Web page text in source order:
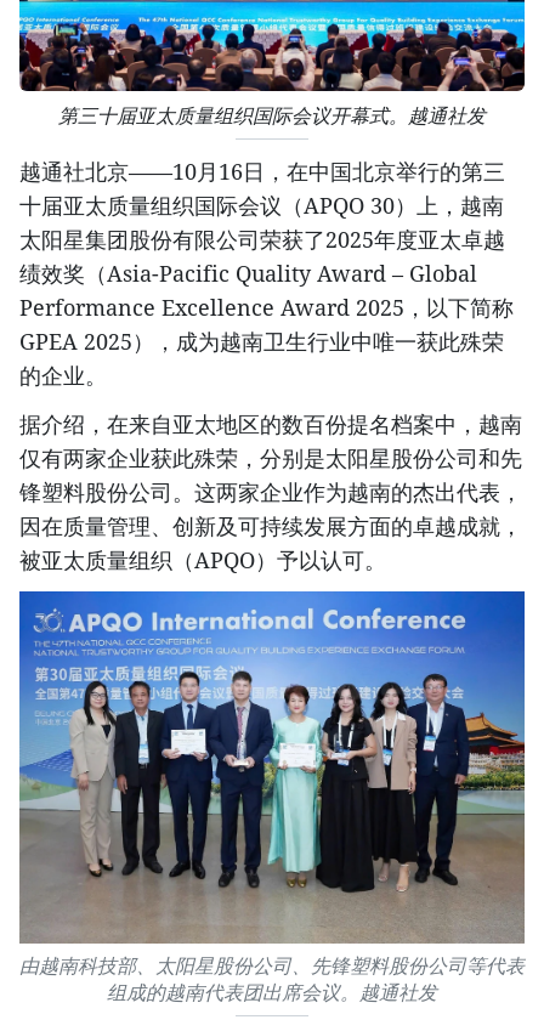
第三十届亚太质量组织国际会议开幕式。越通社发
越通社北京——10月16日，在中国北京举行的第三
十届亚太质量组织国际会议（APQO 30）上，越南
太阳星集团股份有限公司荣获了2025年度亚太卓越
绩效奖（Asia-Pacific Quality Award – Global
Performance Excellence Award 2025，以下简称
GPEA 2025），成为越南卫生行业中唯一获此殊荣
的企业。
据介绍，在来自亚太地区的数百份提名档案中，越南
仅有两家企业获此殊荣，分别是太阳星股份公司和先
锋塑料股份公司。这两家企业作为越南的杰出代表，
因在质量管理、创新及可持续发展方面的卓越成就，
被亚太质量组织（APQO）予以认可。
由越南科技部、太阳星股份公司、先锋塑料股份公司等代表
组成的越南代表团出席会议。越通社发